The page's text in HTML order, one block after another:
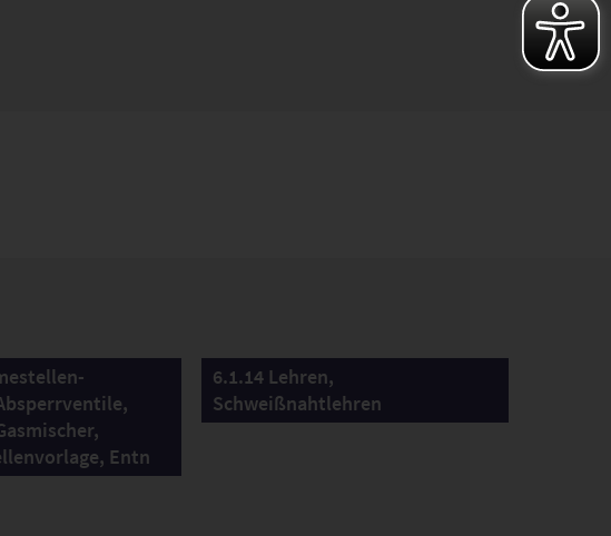
Entn
6.1.14 Lehren,
Schweißnahtlehren